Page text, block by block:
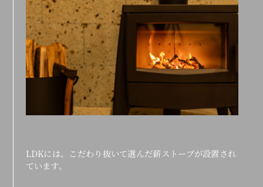
LDKには、こだわり抜いて選んだ薪ストーブが設置され
ています。